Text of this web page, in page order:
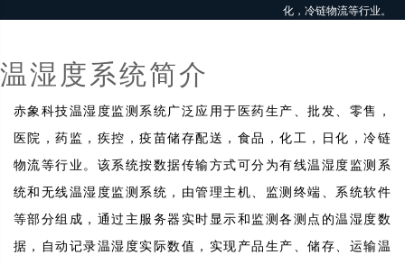
化，冷链物流等行业。
温湿度系统简介
赤象科技温湿度监测系统广泛应用于医药生产、批发、零售，
医院，药监，疾控，疫苗储存配送，食品，化工，日化，冷链
物流等行业。该系统按数据传输方式可分为有线温湿度监测系
统和无线温湿度监测系统，由管理主机、监测终端、系统软件
等部分组成，通过主服务器实时显示和监测各测点的温湿度数
据，自动记录温湿度实际数值，实现产品生产、储存、运输温